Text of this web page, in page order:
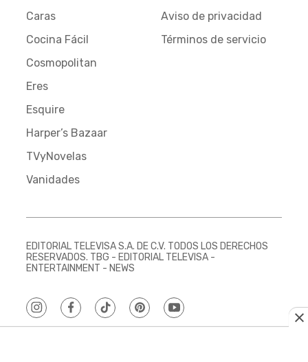
Caras
Cocina Fácil
Cosmopolitan
Eres
Esquire
Harper’s Bazaar
TVyNovelas
Vanidades
Aviso de privacidad
Términos de servicio
EDITORIAL TELEVISA S.A. DE C.V. TODOS LOS DERECHOS
RESERVADOS. TBG - EDITORIAL TELEVISA -
ENTERTAINMENT - NEWS
instagramfacebooktiktokpinterestyoutube